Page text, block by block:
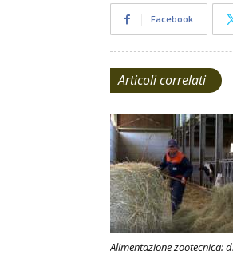
Facebook
Articoli correlati
Alimentazione zootecnica: